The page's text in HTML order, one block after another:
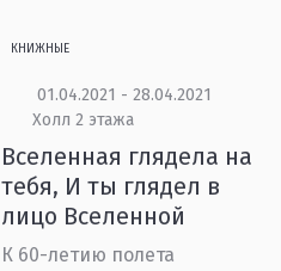
КНИЖНЫЕ
01.04.2021 - 28.04.2021
Холл 2 этажа
Вселенная глядела на
тебя, И ты глядел в
лицо Вселенной
К 60-летию полета